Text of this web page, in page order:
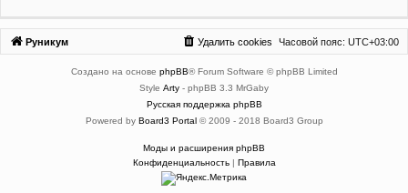
Руникум Часовой пояс: UTC+03:00
Удалить cookies
Создано на основе phpBB® Forum Software © phpBB Limited
Style Arty - phpBB 3.3 MrGaby
Русская поддержка phpBB
Powered by Board3 Portal© 2009 - 2018 Board3 Group
Моды и расширения phpBB
Конфиденциальность| Правила